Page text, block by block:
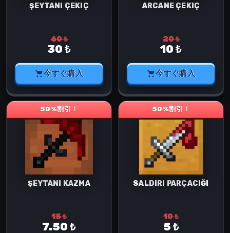
ŞEYTANI ÇEKIÇ
60 ₺
30 ₺
今すぐ購入
ARCANE ÇEKIÇ
20 ₺
10 ₺
今すぐ購入
50%割引！
ŞEYTANI KAZMA
15 ₺
7.50 ₺
50%割引！
SALDIRI PARÇACIĞI
10 ₺
5 ₺